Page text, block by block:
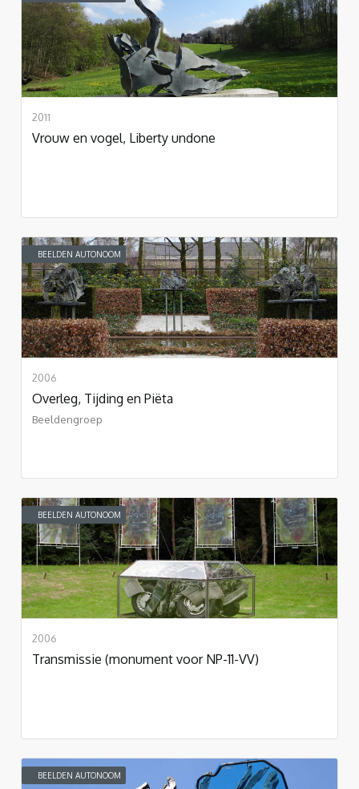
2011
Vrouw en vogel, Liberty undone
BEELDEN AUTONOOM
2006
Overleg, Tijding en Piëta
Beeldengroep
BEELDEN AUTONOOM
2006
Transmissie (monument voor NP-11-VV)
BEELDEN AUTONOOM